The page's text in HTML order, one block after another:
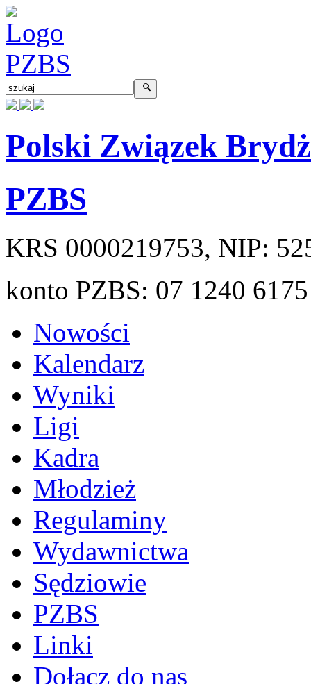
Polski Związek
PZBS
KRS 0000219753, NIP:
konto PZBS: 07 1240
Nowości
Kalendarz
Wyniki
Ligi
Kadra
Młodzież
Regulaminy
Wydawnictwa
Sędziowie
PZBS
Linki
Dołącz do nas